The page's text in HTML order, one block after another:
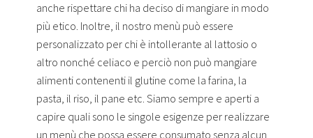
anche rispettare chi ha deciso di mangiare in modo
più etico. Inoltre, il nostro menù può essere
personalizzato per chi è intollerante al lattosio o
altro nonché celiaco e perciò non può mangiare
alimenti contenenti il glutine come la farina, la
pasta, il riso, il pane etc. Siamo sempre e aperti a
capire quali sono le singole esigenze per realizzare
un menù che possa essere consumato senza alcun